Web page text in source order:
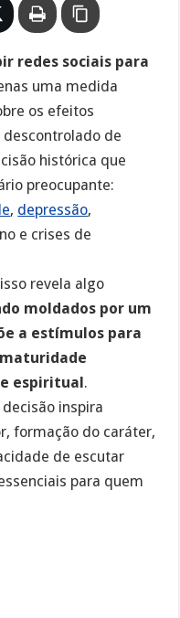
redes sociais para
uma medida
os efeitos
de
histórica que
preocupante:
, depressão,
e crises de
revela algo
moldados por um
a estímulos para
espiritual.
decisão inspira
formação do caráter,
de escutar
para quem